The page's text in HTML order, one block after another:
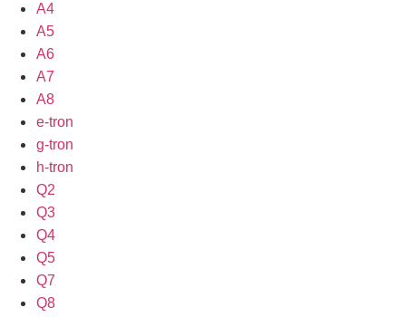
A4
A5
A6
A7
A8
e-tron
g-tron
h-tron
Q2
Q3
Q4
Q5
Q7
Q8